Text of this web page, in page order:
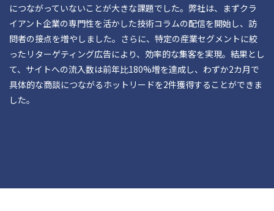
につながっていないことが大きな課題でした。弊社は、まずクラ
イアント企業の専門性を活かした技術コラムの配信を開始し、訪
問者の接点を増やしました。さらに、特定の産業セグメントに絞
ったリターゲティング広告により、効率的な集客を実現。結果とし
て、サイトへの流入数は前年比180%増を達成し、わずか2カ月で
具体的な商談につながるホットリードを2件獲得することができま
した。